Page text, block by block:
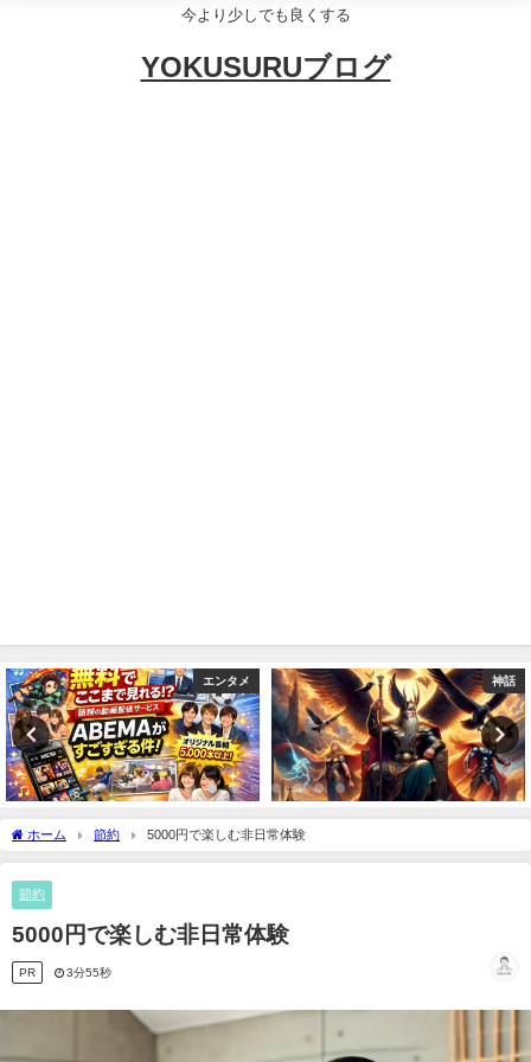
今より少しでも良くする
YOKUSURUブログ
エンタメ 神話
ホーム 節約 5000円で楽しむ非日常体験
節約
5000円で楽しむ非日常体験
PR 3分55秒